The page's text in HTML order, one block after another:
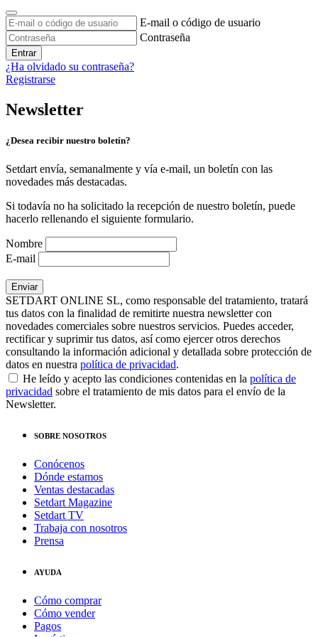
E-mail o código de usuario
Contraseña
Entrar
¿Ha olvidado su contraseña?
Registrarse
Newsletter
¿Desea recibir nuestro boletín?
Setdart envía, semanalmente y vía e-mail, un boletín con las
novedades más destacadas.
Si todavía no ha solicitado la recepción de nuestro boletín, puede
hacerlo rellenando el siguiente formulario.
Nombre
E-mail
SETDART ONLINE SL, como responsable del tratamiento, tratará
tus datos con la finalidad de remitirte nuestra newsletter con
novedades comerciales sobre nuestros servicios. Puedes acceder,
rectificar y suprimir tus datos, así como ejercer otros derechos
consultando la información adicional y detallada sobre protección de
datos en nuestra política de privacidad.
He leído y acepto las condiciones contenidas en la política de
privacidad sobre el tratamiento de mis datos para el envío de la
Newsletter.
SOBRE NOSOTROS
Conócenos
Dónde estamos
Ventas destacadas
Setdart Magazine
Setdart TV
Trabaja con nosotros
Prensa
AYUDA
Cómo comprar
Cómo vender
Pagos